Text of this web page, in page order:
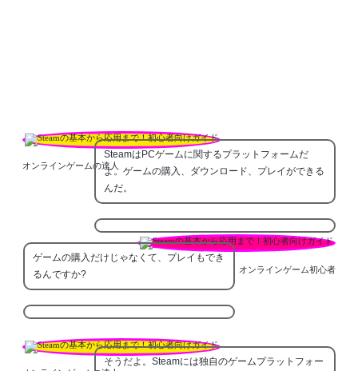
オンラインゲームの達人
SteamはPCゲームに関するプラットフォームだ
よ。ゲームの購入、ダウンロード、プレイができる
んだ。
オンラインゲーム初心者
ゲームの購入だけじゃなくて、プレイもでき
るんですか?
そうだよ。Steamには独自のゲームプラットフォー